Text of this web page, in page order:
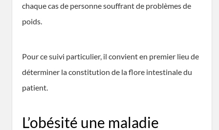
chaque cas de personne souffrant de problèmes de
poids.
Pour ce suivi particulier, il convient en premier lieu de
déterminer la constitution de la flore intestinale du
patient.
L’obésité une maladie